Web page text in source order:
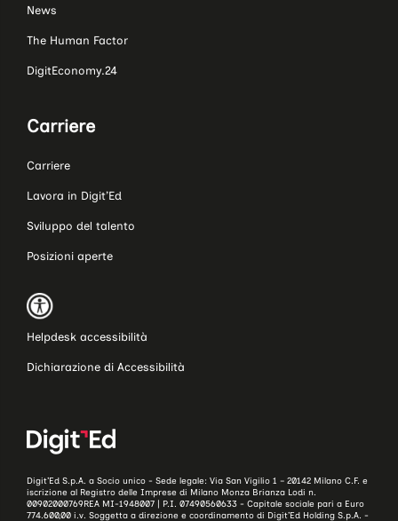
News
The Human Factor
DigitEconomy.24
Carriere
Carriere
Lavora in Digit’Ed
Sviluppo del talento
Posizioni aperte
Helpdesk accessibilità
Dichiarazione di Accessibilità
Digit’Ed S.p.A. a Socio unico - Sede legale: Via San Vigilio 1 – 20142 Milano C.F. e
iscrizione al Registro delle Imprese di Milano Monza Brianza Lodi n.
00902000769REA MI-1948007 | P.I. 07490560633 - Capitale sociale pari a Euro
774.600,00 i.v. Soggetta a direzione e coordinamento di Digit’Ed Holding S.p.A. -